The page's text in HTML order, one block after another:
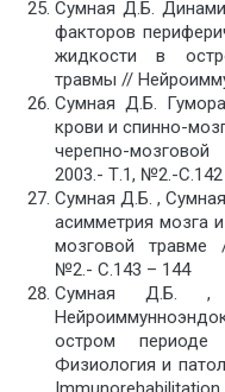
Сумная Д.Б.
факторов
жидкости в
травмы //
Сумная Д.Б.
крови и спинно-
черепно-
2003.- Т.1, №2.-С.142
Сумная Д.Б. ,
асимметрия мозга
мозговой травме
№2.- С.143 – 144
Сумная Д.Б. ,
остром
Физиология и